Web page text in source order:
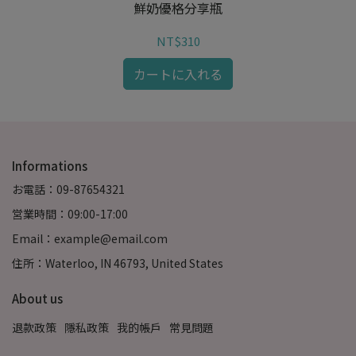
鮮奶優格分享瓶
NT$310
カートに入れる
Informations
お電話：09-87654321
営業時間：09:00-17:00
Email：example@email.com
住所：Waterloo, IN 46793, United States
About us
退款政策 隱私政策 我的帳戶 常見問題